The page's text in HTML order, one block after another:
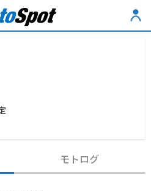
モトログ